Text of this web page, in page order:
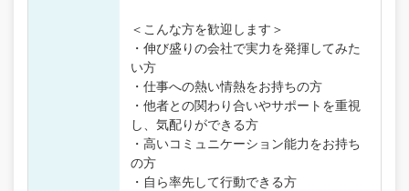
＜こんな方を歓迎します＞
・伸び盛りの会社で実力を発揮してみた
い方
・仕事への熱い情熱をお持ちの方
・他者との関わり合いやサポートを重視
し、気配りができる方
・高いコミュニケーション能力をお持ち
の方
・自ら率先して行動できる方